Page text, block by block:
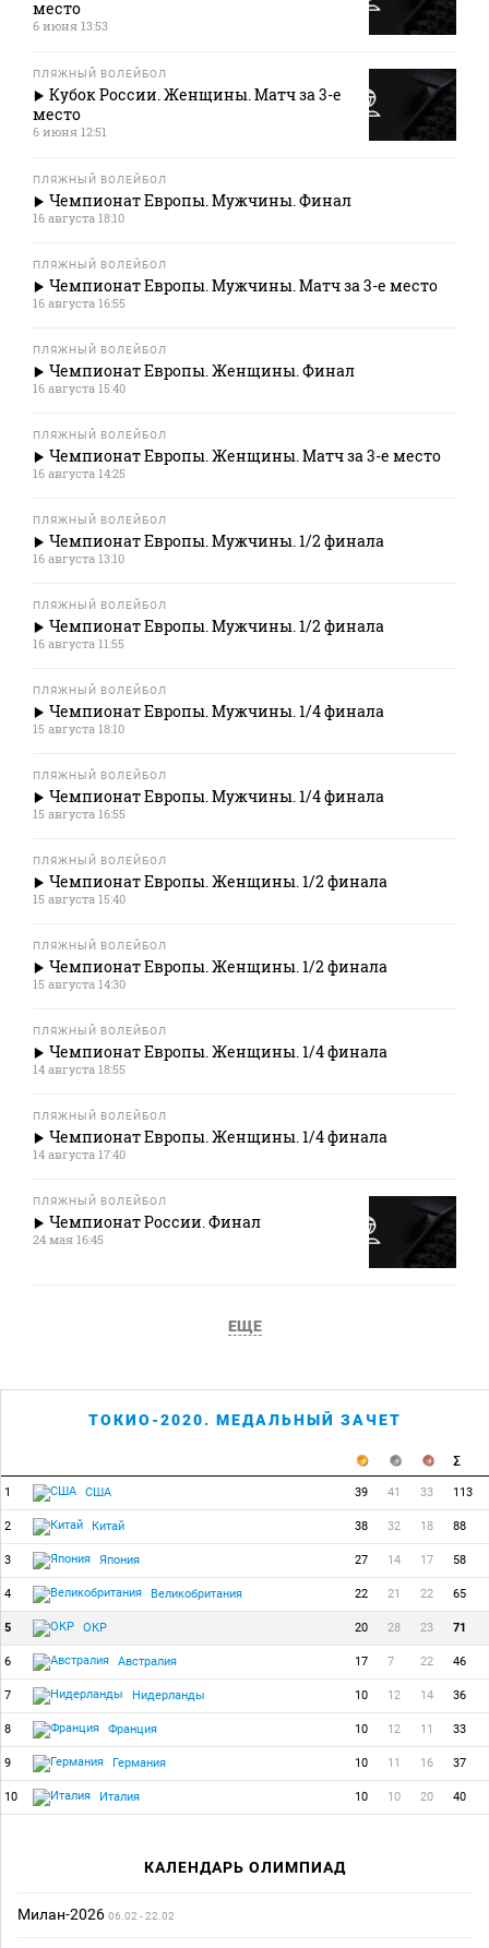
место
6 июня 13:53
ПЛЯЖНЫЙ ВОЛЕЙБОЛ
Кубок России. Женщины. Матч за 3-е
место
6 июня 12:51
ПЛЯЖНЫЙ ВОЛЕЙБОЛ
Чемпионат Европы. Мужчины. Финал
16 августа 18:10
ПЛЯЖНЫЙ ВОЛЕЙБОЛ
Чемпионат Европы. Мужчины. Матч за 3-е место
16 августа 16:55
ПЛЯЖНЫЙ ВОЛЕЙБОЛ
Чемпионат Европы. Женщины. Финал
16 августа 15:40
ПЛЯЖНЫЙ ВОЛЕЙБОЛ
Чемпионат Европы. Женщины. Матч за 3-е место
16 августа 14:25
ПЛЯЖНЫЙ ВОЛЕЙБОЛ
Чемпионат Европы. Мужчины. 1/2 финала
16 августа 13:10
ПЛЯЖНЫЙ ВОЛЕЙБОЛ
Чемпионат Европы. Мужчины. 1/2 финала
16 августа 11:55
ПЛЯЖНЫЙ ВОЛЕЙБОЛ
Чемпионат Европы. Мужчины. 1/4 финала
15 августа 18:10
ПЛЯЖНЫЙ ВОЛЕЙБОЛ
Чемпионат Европы. Мужчины. 1/4 финала
15 августа 16:55
ПЛЯЖНЫЙ ВОЛЕЙБОЛ
Чемпионат Европы. Женщины. 1/2 финала
15 августа 15:40
ПЛЯЖНЫЙ ВОЛЕЙБОЛ
Чемпионат Европы. Женщины. 1/2 финала
15 августа 14:30
ПЛЯЖНЫЙ ВОЛЕЙБОЛ
Чемпионат Европы. Женщины. 1/4 финала
14 августа 18:55
ПЛЯЖНЫЙ ВОЛЕЙБОЛ
Чемпионат Европы. Женщины. 1/4 финала
14 августа 17:40
ПЛЯЖНЫЙ ВОЛЕЙБОЛ
Чемпионат России. Финал
24 мая 16:45
ЕЩЕ
ТОКИО-2020. МЕДАЛЬНЫЙ ЗАЧЕТ
1 США 39 41 33 113
2 Китай 38 32 18 88
3 Япония 27 14 17 58
4 Великобритания 22 21 22 65
5 ОКР 20 28 23 71
6 Австралия 17 7 22 46
7 Нидерланды 10 12 14 36
8 Франция 10 12 11 33
9 Германия 10 11 16 37
10 Италия 10 10 20 40
КАЛЕНДАРЬ ОЛИМПИАД
Милан-2026 06.02 - 22.02